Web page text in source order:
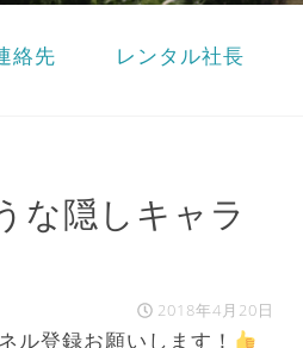
絡先 レンタル社長
な隠しキャラ
2018年4月20日
ル登録お願いします！